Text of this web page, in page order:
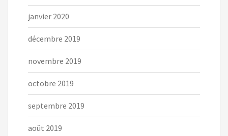
janvier 2020
décembre 2019
novembre 2019
octobre 2019
septembre 2019
août 2019